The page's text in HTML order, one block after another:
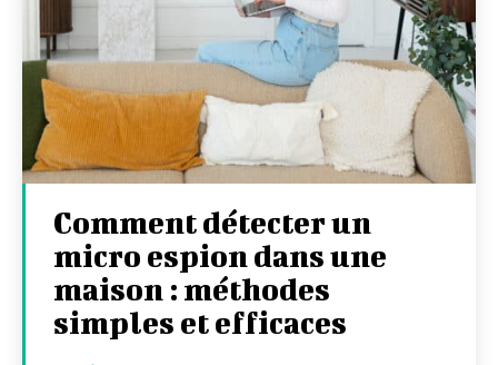
Comment détecter un
micro espion dans une
maison : méthodes
simples et efficaces